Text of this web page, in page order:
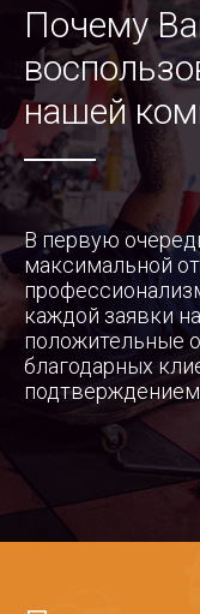
Почему
нашей
В первую
максимальной
каждой заявки
положительные
благодарных
подтверждением